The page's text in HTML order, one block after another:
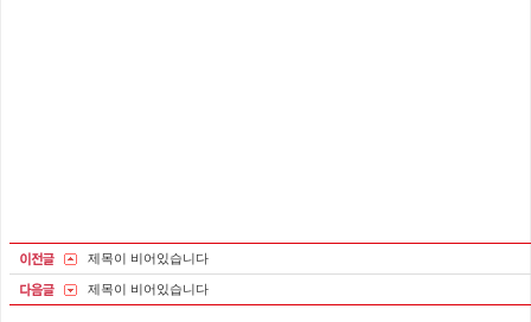
제목이 비어있습니다
제목이 비어있습니다